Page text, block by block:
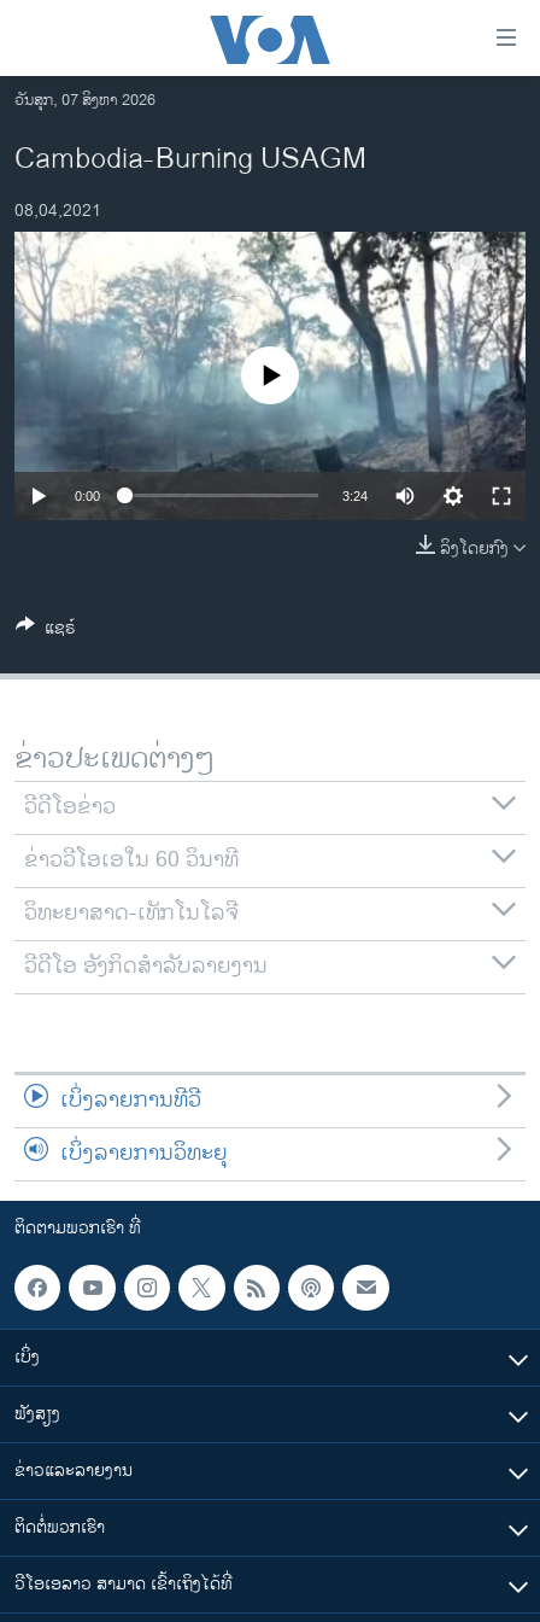
ເຂົ້າ
ຫາ
ຂ້າມ
ຂ້າມ
ຂ້າມ
ໄປ
ຫາ
ຊອກ
ຄົ້ນ
ລາວ
ອາເມຣິກາ
ການເລືອກຕັ້ງ ປະທານາທີບໍດີ ສະຫະລັດ 2024
ຂ່າວ​ຈີນ
ໂລກ
ເອເຊຍ
ອິດສະຫຼະພາບດ້ານການຂ່າວ
ຊີວິດຊາວລາວ
ຊຸມຊົນຊາວລາວ
ສຽງ
ລາຍການກະຈາຍສຽງ
ຕິດຕາມພວກເຮົາ ທີ່
ພາສາຕ່າງໆ
ວັນສຸກ, 07 ສິງຫາ 2026
Cambodia-Burning USAGM
08,04,2021
No media source currently available
0:00 3:24
ລິງໂດຍກົງ
ແຊຣ໌
ຂ່າວປະເພດຕ່າງໆ
ວີດີໂອຂ່າວ
ຂ່າວວີໂອເອໃນ 60 ວິນາທີ
ວິທະຍາສາດ-ເທັກໂນໂລຈີ
ວີດີໂອ ອັງກິດສຳລັບລາຍງານ
ເບິ່ງລາຍການທີວີ
ເບິ່ງລາຍການວິທະຍຸ
ຕິດຕາມພວກເຮົາ ທີ່
ເບິ່ງ
ຟັງສຽງ
ຂ່າວແລະລາຍງານ
ຕິດຕໍ່ພວກເຮົາ
ວີໂອເອລາວ ສາມາດ ເຂົ້າເຖິງໄດ້ທີ່